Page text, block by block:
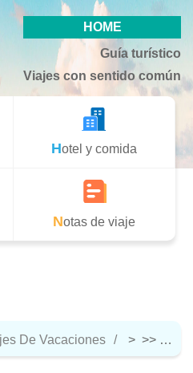
HOME
Guía turístico
Viajes con sentido común
Hotel y comida
Notas de viaje
De Vacaciones > >>